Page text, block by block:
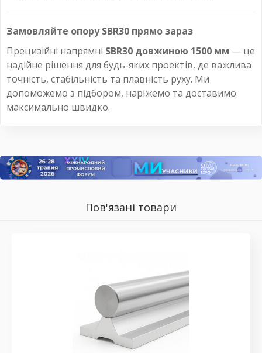
Замовляйте опору SBR30 прямо зараз
Прецизійні напрямні SBR30 довжиною 1500 мм — це
надійне рішення для будь-яких проектів, де важлива
точність, стабільність та плавність руху. Ми
допоможемо з підбором, наріжемо та доставимо
максимально швидко.
Пов'язані товари